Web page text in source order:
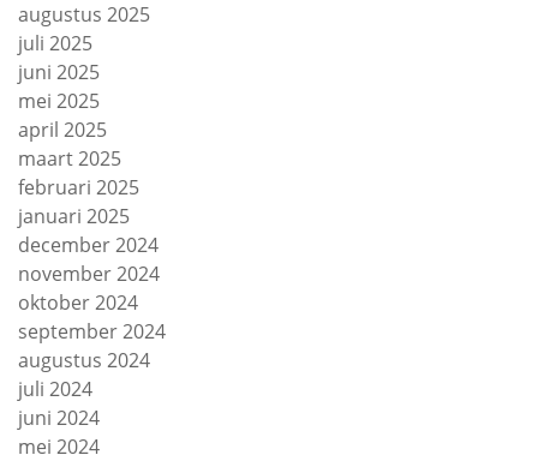
augustus 2025
juli 2025
juni 2025
mei 2025
april 2025
maart 2025
februari 2025
januari 2025
december 2024
november 2024
oktober 2024
september 2024
augustus 2024
juli 2024
juni 2024
mei 2024